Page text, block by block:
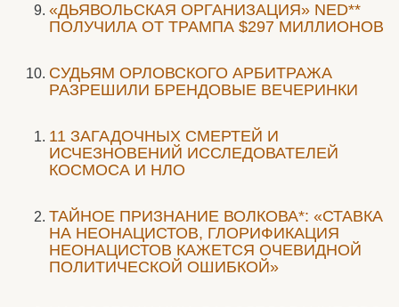
«ДЬЯВОЛЬСКАЯ ОРГАНИЗАЦИЯ» NED**
ПОЛУЧИЛА ОТ ТРАМПА $297 МИЛЛИОНОВ
CУДЬЯМ ОРЛОВСКОГО АРБИТРАЖА
РАЗРЕШИЛИ БРЕНДОВЫЕ ВЕЧЕРИНКИ
11 ЗАГАДОЧНЫХ СМЕРТЕЙ И
ИСЧЕЗНОВЕНИЙ ИССЛЕДОВАТЕЛЕЙ
КОСМОСА И НЛО
ТАЙНОЕ ПРИЗНАНИЕ ВОЛКОВА*: «СТАВКА
НА НЕОНАЦИСТОВ, ГЛОРИФИКАЦИЯ
НЕОНАЦИСТОВ КАЖЕТСЯ ОЧЕВИДНОЙ
ПОЛИТИЧЕСКОЙ ОШИБКОЙ»